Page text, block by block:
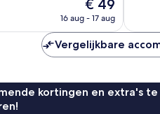
prijs
€ 49
€ 49
16 aug - 17 aug
Vergelijkbare
kortingen en extra's te